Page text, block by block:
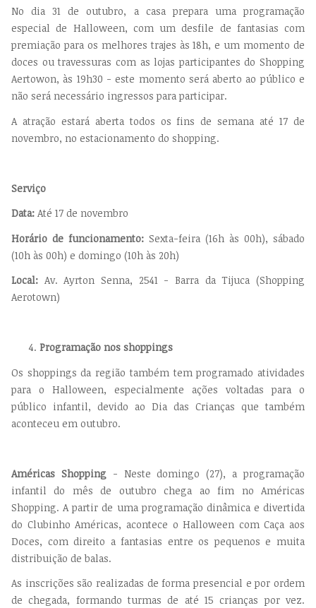
No dia 31 de outubro, a casa prepara uma programação
especial de Halloween, com um desfile de fantasias com
premiação para os melhores trajes às 18h, e um momento de
doces ou travessuras com as lojas participantes do Shopping
Aertowon, às 19h30 - este momento será aberto ao público e
não será necessário ingressos para participar.
A atração estará aberta todos os fins de semana até 17 de
novembro, no estacionamento do shopping.
Serviço
Data: Até 17 de novembro
Horário de funcionamento: Sexta-feira (16h às 00h), sábado
(10h às 00h) e domingo (10h às 20h)
Local: Av. Ayrton Senna, 2541 - Barra da Tijuca (Shopping
Aerotown)
Programação nos shoppings
Os shoppings da região também tem programado atividades
para o Halloween, especialmente ações voltadas para o
público infantil, devido ao Dia das Crianças que também
aconteceu em outubro.
Américas Shopping - Neste domingo (27), a programação
infantil do mês de outubro chega ao fim no Américas
Shopping. A partir de uma programação dinâmica e divertida
do Clubinho Américas, acontece o Halloween com Caça aos
Doces, com direito a fantasias entre os pequenos e muita
distribuição de balas.
As inscrições são realizadas de forma presencial e por ordem
de chegada, formando turmas de até 15 crianças por vez.